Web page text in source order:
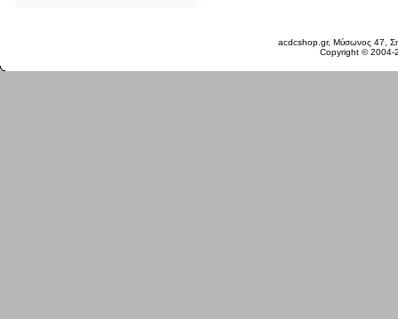
acdcshop.gr, Μύσωνος 47,
Copyright ©